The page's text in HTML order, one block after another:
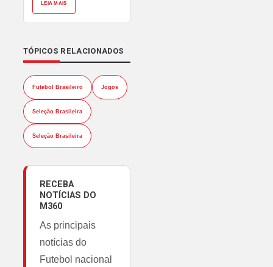
LEIA MAIS
TÓPICOS RELACIONADOS
Futebol Brasileiro Jogos
Seleção Brasileira
Seleção Brasileira
RECEBA
NOTÍCIAS DO
M360
As principais
notícias do
Futebol nacional